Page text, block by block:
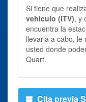
Si tiene que
vehiculo (ITV), y
encuentra la
llevarla a cabo, le
usted donde
Quart.
Cita previa